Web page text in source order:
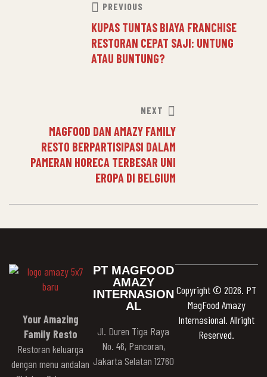
PREVIOUS
KUPAS TUNTAS BIAYA FRANCHISE
RESTORAN CEPAT SAJI: UNTUNG
ATAU BUNTUNG?
NEXT
MAGFOOD DAN AMAZY FAMILY
RESTO BERPARTISIPASI DALAM
PAMERAN HORECA TERBESAR UNI
EROPA DI BELGIUM
PT MAGFOOD
AMAZY
INTERNASION
AL
Jl. Duren Tiga Raya
No. 46, Pancoran,
Jakarta Selatan 12760
Your Amazing
Family Resto
Restoran keluarga
dengan menu andalan
Copyright © 2026. PT
MagFood Amazy
Internasional. Allright
Reserved.